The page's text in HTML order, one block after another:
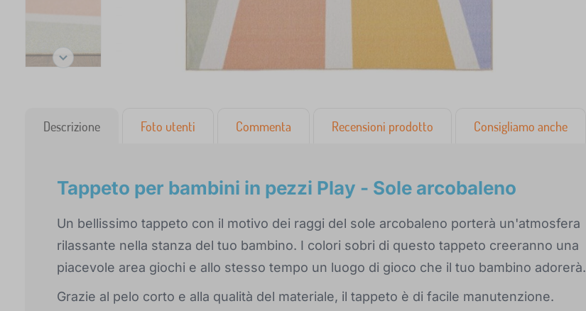
Descrizione Foto utenti Commenta Recensioni prodotto Consigliamo anche
Tappeto per bambini in pezzi Play - Sole arcobaleno
Un bellissimo tappeto con il motivo dei raggi del sole arcobaleno porterà un'atmosfera
rilassante nella stanza del tuo bambino. I colori sobri di questo tappeto creeranno una
piacevole area giochi e allo stesso tempo un luogo di gioco che il tuo bambino adorerà.
Grazie al pelo corto e alla qualità del materiale, il tappeto è di facile manutenzione.